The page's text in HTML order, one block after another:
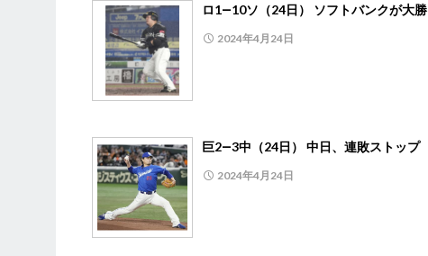
ロ1―10ソ（24日） ソフトバンクが大勝
2024年4月24日
巨2―3中（24日） 中日、連敗ストップ
2024年4月24日